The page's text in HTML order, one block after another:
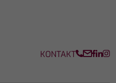
KONTAKT